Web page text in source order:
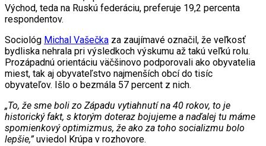
Východ, teda na Ruskú federáciu, preferuje 19,2 percenta
respondentov.
Sociológ Michal Vašečka za zaujímavé označil, že veľkosť
bydliska nehrala pri výsledkoch výskumu až takú veľkú rolu.
Prozápadnú orientáciu väčšinovo podporovali ako obyvatelia
miest, tak aj obyvateľstvo najmenších obcí do tisíc
obyvateľov. Išlo o bezmála 57 percent z nich.
„To, že sme boli zo Západu vytiahnutí na 40 rokov, to je
historický fakt, s ktorým doteraz bojujeme a naďalej tu máme
spomienkový optimizmus, že ako za toho socializmu bolo
lepšie,”uviedol Krúpa v rozhovore.